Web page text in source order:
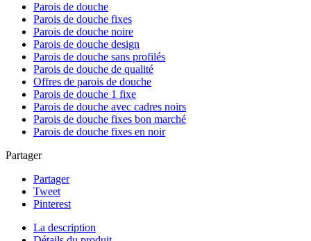
Parois de douche
Parois de douche fixes
Parois de douche noire
Parois de douche design
Parois de douche sans profilés
Parois de douche de qualité
Offres de parois de douche
Parois de douche 1 fixe
Parois de douche avec cadres noirs
Parois de douche fixes bon marché
Parois de douche fixes en noir
Partager
Partager
Tweet
Pinterest
La description